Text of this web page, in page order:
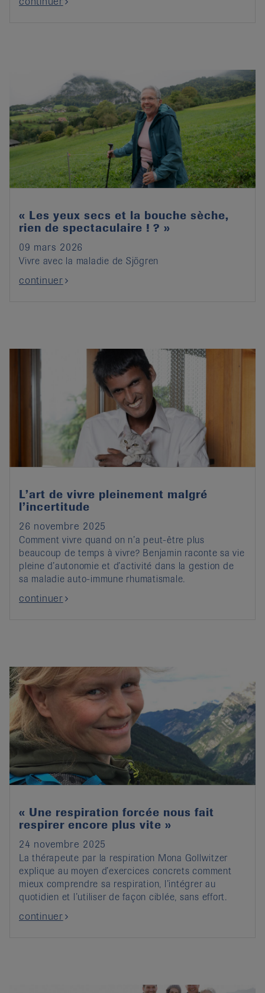
« Les yeux secs et la bouche sèche,
rien de spectaculaire ! ? »
09 mars 2026
Vivre avec la maladie de Sjögren
continuer
L’art de vivre pleinement malgré
l’incertitude
26 novembre 2025
Comment vivre quand on n’a peut-être plus
beaucoup de temps à vivre? Benjamin raconte sa vie
pleine d’autonomie et d’activité dans la gestion de
sa maladie auto-immune rhumatismale.
continuer
« Une respiration forcée nous fait
respirer encore plus vite »
24 novembre 2025
La thérapeute par la respiration Mona Gollwitzer
explique au moyen d’exercices concrets comment
mieux comprendre sa respiration, l’intégrer au
quotidien et l’utiliser de façon ciblée, sans effort.
continuer